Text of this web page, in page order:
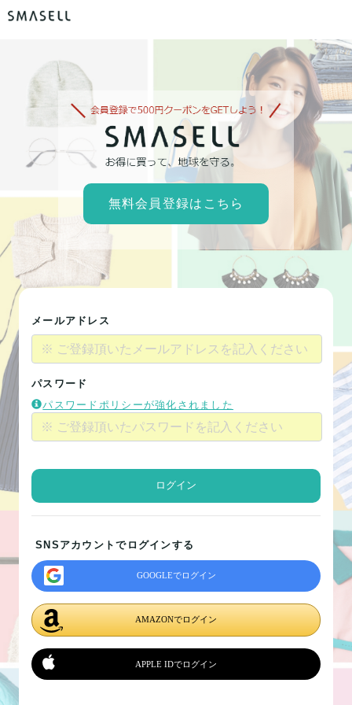
無料会員登録はこちら
メールアドレス
パスワード
パスワードポリシーが強化されました
ログイン
SNSアカウントでログインする
GOOGLEでログイン
AMAZONでログイン
APPLE IDでログイン